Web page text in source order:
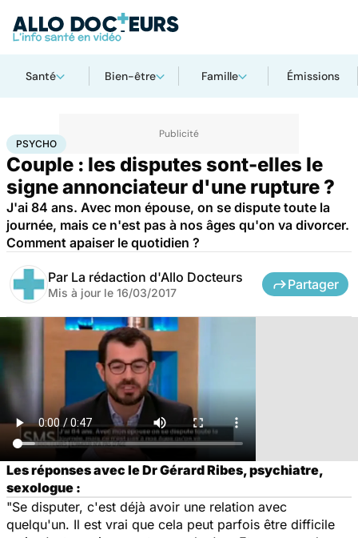
Santé Bien-être Famille Émissions
AccueilBien-être
PSYCHO
Couple : les disputes sont-elles le
signe annonciateur d'une rupture ?
J'ai 84 ans. Avec mon épouse, on se dispute toute la
journée, mais ce n'est pas à nos âges qu'on va divorcer.
Comment apaiser le quotidien ?
Par La rédaction d'Allo Docteurs
Mis à jour le 16/03/2017
Partager
Les réponses avec le Dr Gérard Ribes, psychiatre,
sexologue :
"Se disputer, c'est déjà avoir une relation avec
quelqu'un. Il est vrai que cela peut parfois être difficile